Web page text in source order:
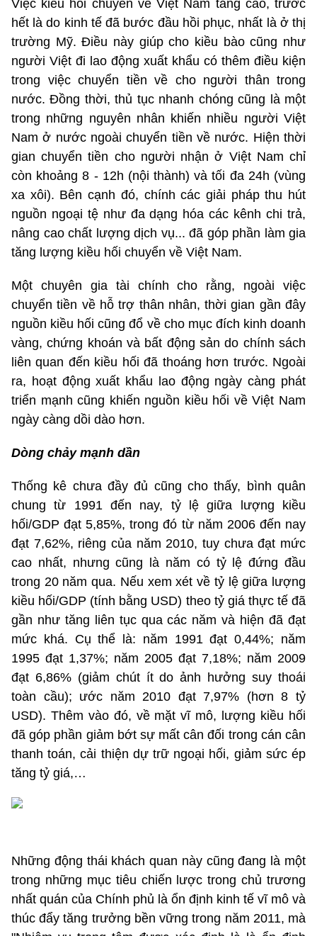
Việc kiều hối chuyển về Việt Nam tăng cao, trước
hết là do kinh tế đã bước đầu hồi phục, nhất là ở thị
trường Mỹ. Điều này giúp cho kiều bào cũng như
người Việt đi lao động xuất khẩu có thêm điều kiện
trong việc chuyển tiền về cho người thân trong
nước. Đồng thời, thủ tục nhanh chóng cũng là một
trong những nguyên nhân khiến nhiều người Việt
Nam ở nước ngoài chuyển tiền về nước. Hiện thời
gian chuyển tiền cho người nhận ở Việt Nam chỉ
còn khoảng 8 - 12h (nội thành) và tối đa 24h (vùng
xa xôi). Bên cạnh đó, chính các giải pháp thu hút
nguồn ngoại tệ như đa dạng hóa các kênh chi trả,
nâng cao chất lượng dịch vụ... đã góp phần làm gia
tăng lượng kiều hối chuyển về Việt Nam.
Một chuyên gia tài chính cho rằng, ngoài việc
chuyển tiền về hỗ trợ thân nhân, thời gian gần đây
nguồn kiều hối cũng đổ về cho mục đích kinh doanh
vàng, chứng khoán và bất động sản do chính sách
liên quan đến kiều hối đã thoáng hơn trước. Ngoài
ra, hoạt động xuất khẩu lao động ngày càng phát
triển mạnh cũng khiến nguồn kiều hối về Việt Nam
ngày càng dồi dào hơn.
Dòng chảy mạnh dần
Thống kê chưa đầy đủ cũng cho thấy, bình quân
chung từ 1991 đến nay, tỷ lệ giữa lượng kiều
hối/GDP đạt 5,85%, trong đó từ năm 2006 đến nay
đạt 7,62%, riêng của năm 2010, tuy chưa đạt mức
cao nhất, nhưng cũng là năm có tỷ lệ đứng đầu
trong 20 năm qua. Nếu xem xét về tỷ lệ giữa lượng
kiều hối/GDP (tính bằng USD) theo tỷ giá thực tế đã
gần như tăng liên tục qua các năm và hiện đã đạt
mức khá. Cụ thể là: năm 1991 đạt 0,44%; năm
1995 đạt 1,37%; năm 2005 đạt 7,18%; năm 2009
đạt 6,86% (giảm chút ít do ảnh hưởng suy thoái
toàn cầu); ước năm 2010 đạt 7,97% (hơn 8 tỷ
USD). Thêm vào đó, về mặt vĩ mô, lượng kiều hối
đã góp phần giảm bớt sự mất cân đối trong cán cân
thanh toán, cải thiện dự trữ ngoại hối, giảm sức ép
tăng tỷ giá,…
Những động thái khách quan này cũng đang là một
trong những mục tiêu chiến lược trong chủ trương
nhất quán của Chính phủ là ổn định kinh tế vĩ mô và
thúc đẩy tăng trưởng bền vững trong năm 2011, mà